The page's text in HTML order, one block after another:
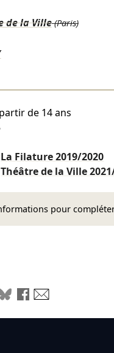
de la Ville(Paris)
de 14 ans
La Filature2019/2020
Théâtre de la Ville
pour
liensur LinkedIn
sur Mastodon
Partager sur Bluesky
Partager sur